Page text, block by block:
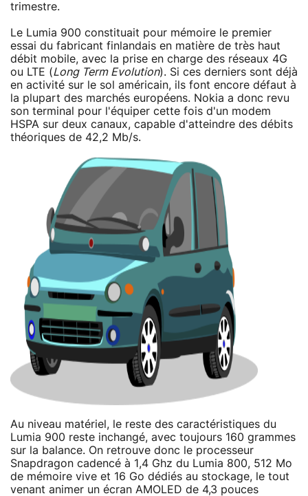
trimestre.
Le Lumia 900 constituait pour mémoire le premier
essai du fabricant finlandais en matière de très haut
débit mobile, avec la prise en charge des réseaux 4G
ou LTE (Long Term Evolution). Si ces derniers sont déjà
en activité sur le sol américain, ils font encore défaut à
la plupart des marchés européens. Nokia a donc revu
son terminal pour l'équiper cette fois d'un modem
HSPA sur deux canaux, capable d'atteindre des débits
théoriques de 42,2 Mb/s.
Au niveau matériel, le reste des caractéristiques du
Lumia 900 reste inchangé, avec toujours 160 grammes
sur la balance. On retrouve donc le processeur
Snapdragon cadencé à 1,4 Ghz du Lumia 800, 512 Mo
de mémoire vive et 16 Go dédiés au stockage, le tout
venant animer un écran AMOLED de 4,3 pouces